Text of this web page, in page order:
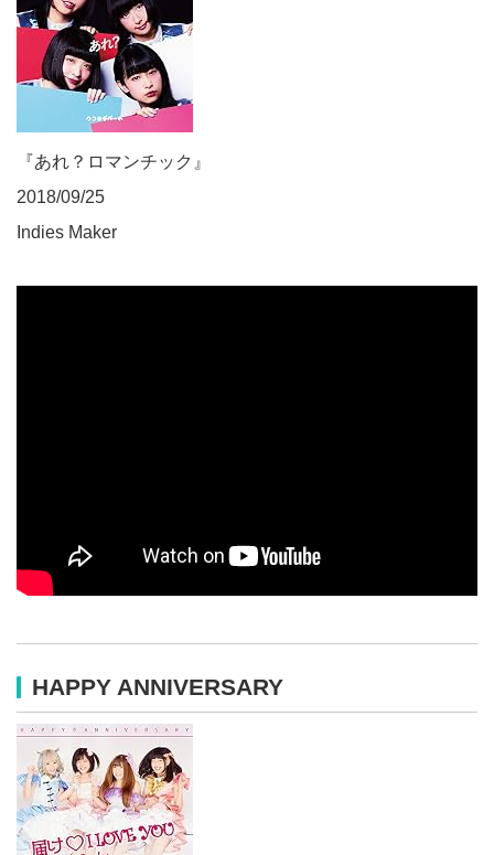
『あれ？ロマンチック』
2018/09/25
Indies Maker
HAPPY ANNIVERSARY